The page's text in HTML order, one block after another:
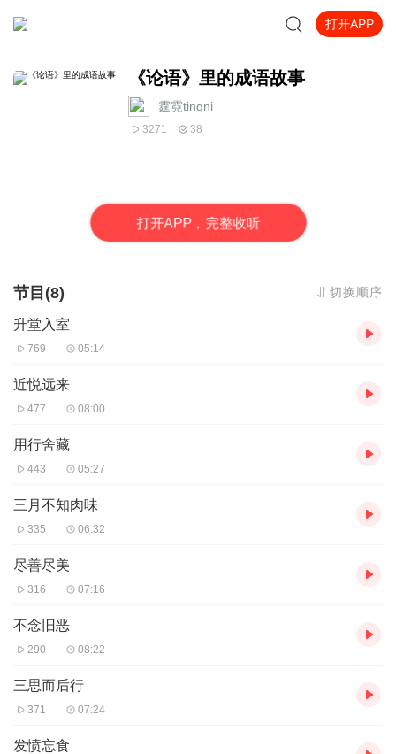
打开APP
《论语》里的成语故事
霆霓tingni
3271 38
打开APP，完整收听
节目(8) 切换顺序
升堂入室
769 05:14
近悦远来
477 08:00
用行舍藏
443 05:27
三月不知肉味
335 06:32
尽善尽美
316 07:16
不念旧恶
290 08:22
三思而后行
371 07:24
发愤忘食